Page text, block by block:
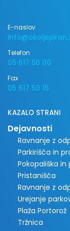
E-naslov
Telefon
05 617 50 00
Fax
05 617 50 15
KAZALO STRANI
Dejavnosti
Ravnanje z
Parkirišča in
Pokopališka
Pristanišča
Ravnanje z
Urejanje
Plaža Portorož
Tržnica